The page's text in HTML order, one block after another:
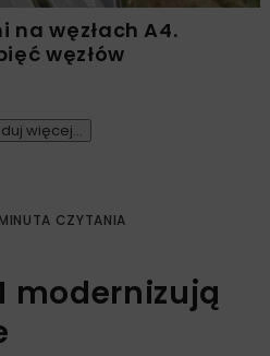
na węzłach A4.
węzłów
więcej...
CZYTANIA
modernizują